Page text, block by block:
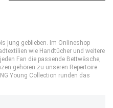
jung geblieben. Im Onlineshop
wie Handtücher und weitere
Fan die passende Bettwäsche,
gehören zu unseren Repertoire.
Young Collection runden das